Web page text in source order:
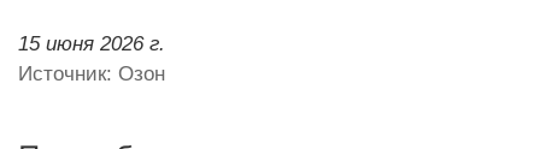
15 июня 2026 г.
Источник: Озон